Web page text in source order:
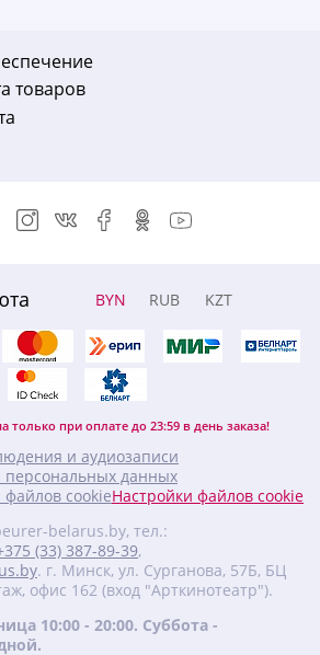
товаров
BYN RUB KZT
только при оплате до 23:59 в день заказа!
и аудиозаписи
персональных данных
файлов cookieНастройки файлов cookie
belarus.by, тел.:
(33) 387-89-39,
. г. Минск, ул. Сурганова, 57Б, БЦ
офис 162 (вход "Арткинотеатр").
10:00 - 20:00. Суббота -